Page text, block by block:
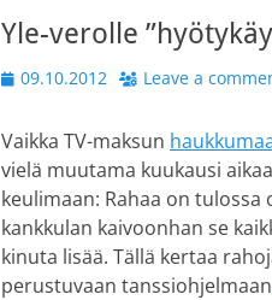
Yle-verolle
Posted
09.10.2012 Leave a
Vaikka TV-maksun
vielä muutama kuukausi
keulimaan: Rahaa on
kankkulan kaivoonhan se
kinuta lisää. Tällä kertaa
perustuvaan